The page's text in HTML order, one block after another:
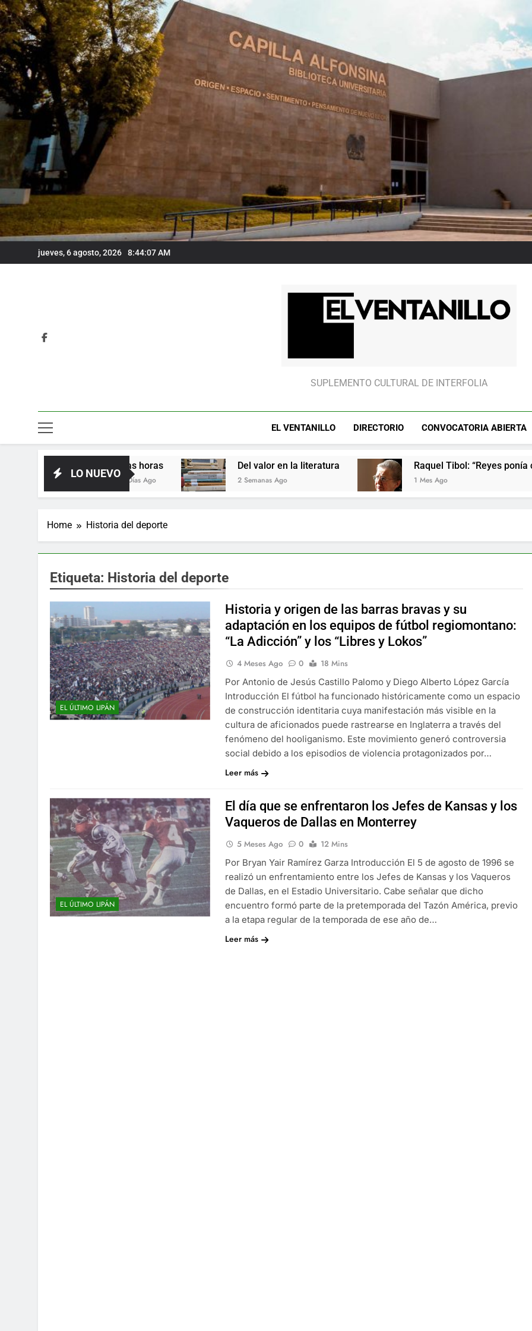
Skip
to
content
jueves, 6 agosto, 2026 8:44:08 AM
Raquel Tibol: “Reyes ponía
Raquel Tibol: “Reyes ponía
El Ventanillo
SUPLEMENTO CULTURAL DE INTERFOLIA
EL VENTANILLO DIRECTORIO CONVOCATORIA ABIERTA
LO NUEVO
3 Días Ago
Del valor en la literatura
2 Semanas Ago
Raquel Tibol: “Reyes ponía cuidado
1 Mes Ago
Home Historia del deporte
Etiqueta: Historia del deporte
EL ÚLTIMO LIPÁN
Historia y origen de las barras bravas y su
adaptación en los equipos de fútbol regiomontano:
“La Adicción” y los “Libres y Lokos”
4 Meses Ago 0
18 Mins
Por Antonio de Jesús Castillo Palomo y Diego Alberto López García
Introducción El fútbol ha funcionado históricamente como un espacio
de construcción identitaria cuya manifestación más visible en la
cultura de aficionados puede rastrearse en Inglaterra a través del
fenómeno del hooliganismo. Este movimiento generó controversia
social debido a los episodios de violencia protagonizados por…
Leer más
EL ÚLTIMO LIPÁN
El día que se enfrentaron los Jefes de Kansas y los
Vaqueros de Dallas en Monterrey
5 Meses Ago 0
12 Mins
Por Bryan Yair Ramírez Garza Introducción El 5 de agosto de 1996 se
realizó un enfrentamiento entre los Jefes de Kansas y los Vaqueros
de Dallas, en el Estadio Universitario. Cabe señalar que dicho
encuentro formó parte de la pretemporada del Tazón América, previo
a la etapa regular de la temporada de ese año de…
Leer más